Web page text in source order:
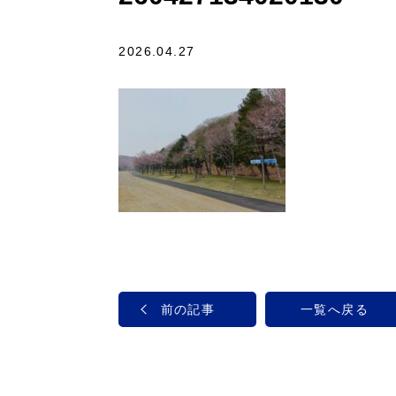
2026.04.27
前の記事 一覧へ戻る